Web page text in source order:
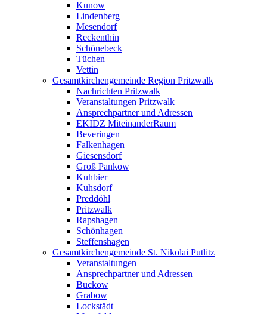
Kunow
Lindenberg
Mesendorf
Reckenthin
Schönebeck
Tüchen
Vettin
Gesamtkirchengemeinde Region Pritzwalk
Nachrichten Pritzwalk
Veranstaltungen Pritzwalk
Ansprechpartner und Adressen
EKIDZ MiteinanderRaum
Beveringen
Falkenhagen
Giesensdorf
Groß Pankow
Kuhbier
Kuhsdorf
Preddöhl
Pritzwalk
Rapshagen
Schönhagen
Steffenshagen
Gesamtkirchengemeinde St. Nikolai Putlitz
Veranstaltungen
Ansprechpartner und Adressen
Buckow
Grabow
Lockstädt